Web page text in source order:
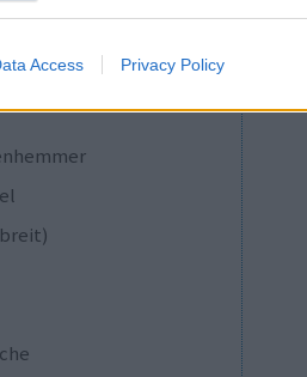
Access Privacy Policy